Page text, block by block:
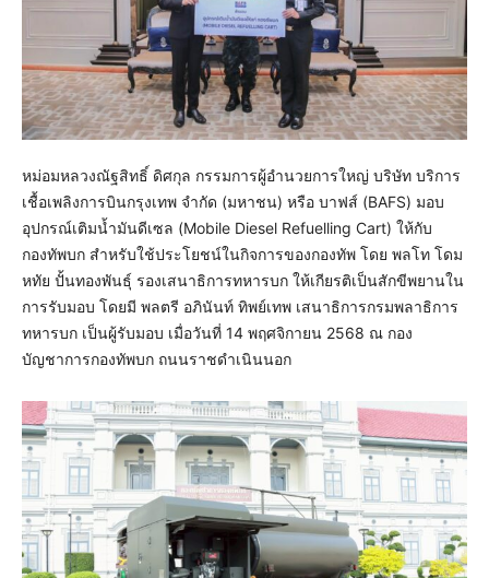
หม่อมหลวงณัฐสิทธิ์ ดิศกุล กรรมการผู้อำนวยการใหญ่ บริษัท บริการ
เชื้อเพลิงการบินกรุงเทพ จำกัด (มหาชน) หรือ บาฟส์ (BAFS) มอบ
อุปกรณ์เติมน้ำมันดีเซล (Mobile Diesel Refuelling Cart) ให้กับ
กองทัพบก สำหรับใช้ประโยชน์ในกิจการของกองทัพ โดย พลโท โดม
หทัย ปั้นทองพันธุ์ รองเสนาธิการทหารบก ให้เกียรติเป็นสักขีพยานใน
การรับมอบ โดยมี พลตรี อภินันท์ ทิพย์เทพ เสนาธิการกรมพลาธิการ
ทหารบก เป็นผู้รับมอบ เมื่อวันที่ 14 พฤศจิกายน 2568 ณ กอง
บัญชาการกองทัพบก ถนนราชดำเนินนอก